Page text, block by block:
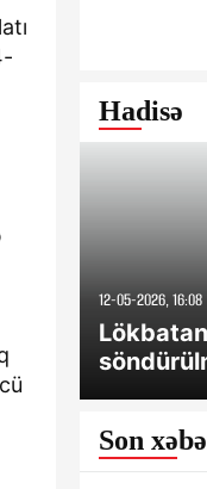
Hadisə
12-05-2026, 16:08
Son